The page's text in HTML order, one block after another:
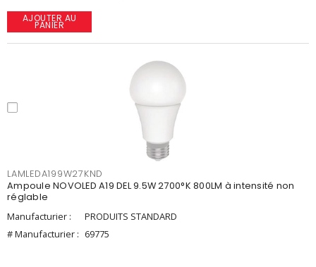
AJOUTER AU
PANIER
LAMLEDA199W27KND
Ampoule NOVOLED A19 DEL 9.5W 2700°K 800LM à intensité non
réglable
Manufacturier :
PRODUITS STANDARD
# Manufacturier : 69775